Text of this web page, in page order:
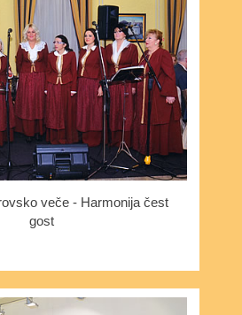
veče - Harmonija čest
gost